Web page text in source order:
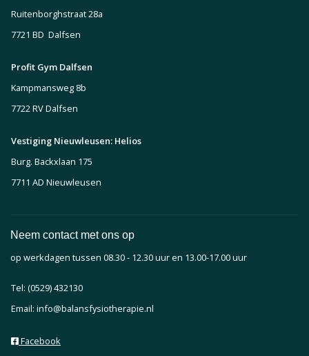
Ruitenborghstraat 28a
7721 BD Dalfsen
Profit Gym Dalfsen
Kampmansweg 8b
7722 RV Dalfsen
Vestiging Nieuwleusen: Helios
Burg. Backxlaan 175
7711 AD Nieuwleusen
Neem contact met ons op
op werkdagen tussen 08.30 - 12.30 uur en 13.00-17.00 uur
Tel: (0529) 432130
Email: info@balansfysiotherapie.nl
Facebook